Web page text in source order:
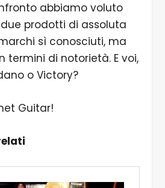
abbiamo voluto
prodotti di assoluta
sì conosciuti, ma
termini di notorietà. E voi,
o Victory?
Guitar!